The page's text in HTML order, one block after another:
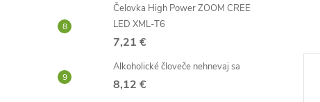
Čelovka High Power ZOOM CREE
LED XML-T6
7,21 €
Alkoholické človeče nehnevaj sa
8,12 €
–82 %